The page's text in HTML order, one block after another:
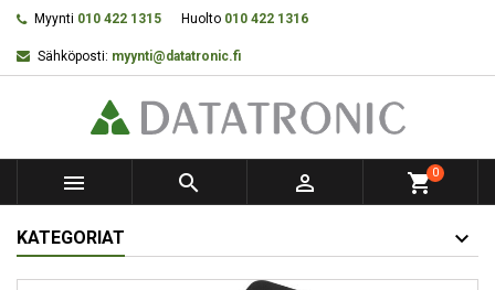
Myynti 010 422 1315 Huolto 010 422 1316
Sähköposti: myynti@datatronic.fi
   shopping_cart0
KATEGORIAT